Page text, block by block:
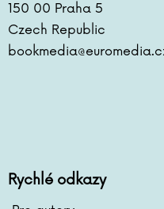
150 00 Praha 5
Czech Republic
Rychlé odkazy